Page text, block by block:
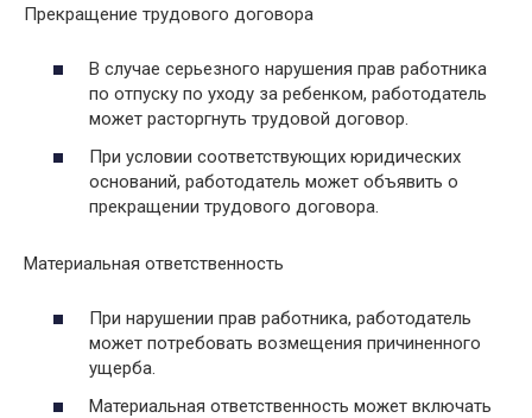
Прекращение трудового договора
В случае серьезного нарушения прав работника
по отпуску по уходу за ребенком, работодатель
может расторгнуть трудовой договор.
При условии соответствующих юридических
оснований, работодатель может объявить о
прекращении трудового договора.
Материальная ответственность
При нарушении прав работника, работодатель
может потребовать возмещения причиненного
ущерба.
Материальная ответственность может включать